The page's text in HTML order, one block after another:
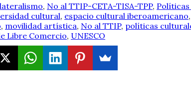
, No al TTIP-CETA-TISA-TPP,
cultural, espacio cultural iberoamericano,
, movilidad artística, No al TTIP, políticas
Libre Comercio, UNESCO